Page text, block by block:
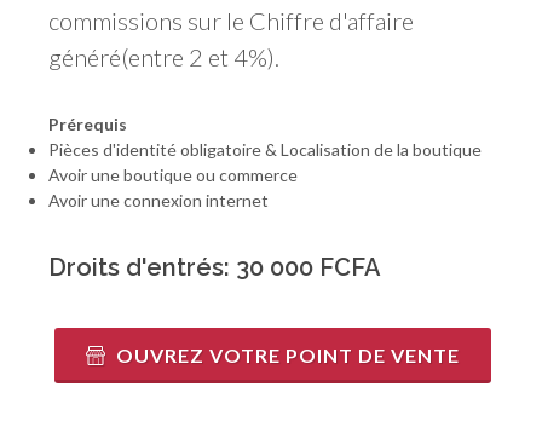
commissions sur le Chiffre d'affaire
généré(entre 2 et 4%).
Prérequis
Pièces d'identité obligatoire & Localisation de la boutique
Avoir une boutique ou commerce
Avoir une connexion internet
Droits d'entrés: 30 000 FCFA
OUVREZ VOTRE POINT DE VENTE